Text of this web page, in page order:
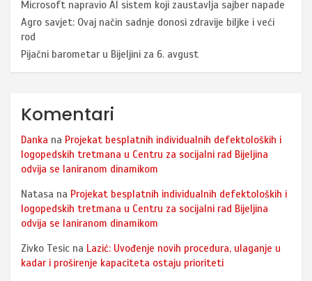
Microsoft napravio AI sistem koji zaustavlja sajber napade
Agro savjet: Ovaj način sadnje donosi zdravije biljke i veći
rod
Pijačni barometar u Bijeljini za 6. avgust
Komentari
Danka na Projekat besplatnih individualnih defektoloških i
logopedskih tretmana u Centru za socijalni rad Bijeljina
odvija se laniranom dinamikom
Natasa na Projekat besplatnih individualnih defektoloških i
logopedskih tretmana u Centru za socijalni rad Bijeljina
odvija se laniranom dinamikom
Zivko Tesic na Lazić: Uvođenje novih procedura, ulaganje u
kadar i proširenje kapaciteta ostaju prioriteti